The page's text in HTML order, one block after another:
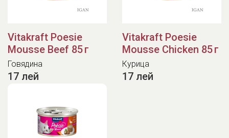
Vitakraft Poesie
Mousse Beef 85 г
Говядина
17 лей
Vitakraft Poesie
Mousse Chicken 85 г
Курица
17 лей